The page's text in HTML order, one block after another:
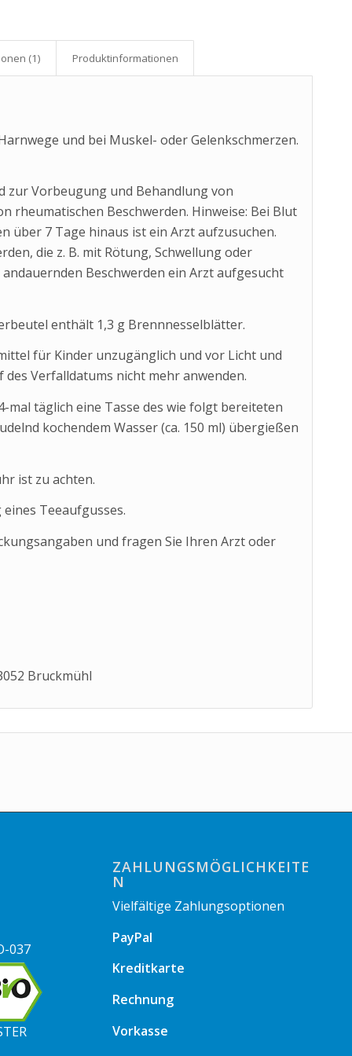
(1) Produkt­informationen
und bei Muskel- oder Gelenkschmerzen.
zur Vorbeugung und Behandlung von
Beschwerden. Hinweise: Bei Blut
über 7 Tage hinaus ist ein Arzt aufzusuchen.
die z. B. mit Rötung, Schwellung oder
Beschwerden ein Arzt aufgesucht
enthält 1,3 g Brennnesselblätter.
für Kinder unzugänglich und vor Licht und
Verfalldatums nicht mehr anwenden.
täglich eine Tasse des wie folgt bereiteten
kochendem Wasser (ca. 150 ml) übergießen
ist zu achten.
Teeaufgusses.
und fragen Sie Ihren Arzt oder
Bruckmühl
037
ZAHLUNGSMÖGLICHKEITE
N
Vielfältige Zahlungsoptionen
PayPal
Kreditkarte
Rechnung
Vorkasse